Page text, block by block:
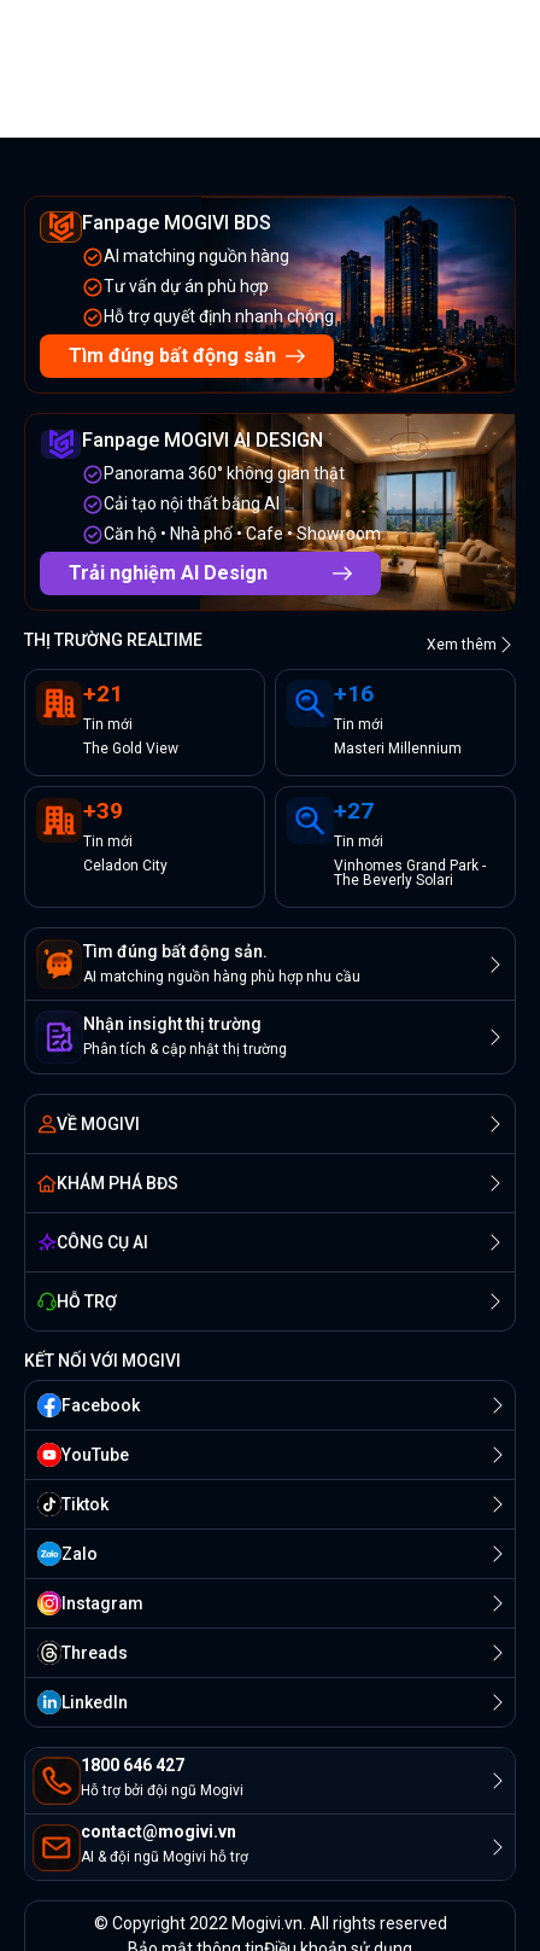
Fanpage MOGIVI BDS
AI matching nguồn hàng
Tư vấn dự án phù hợp
Hỗ trợ quyết định nhanh chóng
Tìm đúng bất động sản
Fanpage MOGIVI AI DESIGN
Panorama 360° không gian thật
Cải tạo nội thất bằng AI
Căn hộ • Nhà phố • Cafe • Showroom
Trải nghiệm AI Design
THỊ TRƯỜNG REALTIME Xem thêm
+21
Tin mới
The Gold View
+16
Tin mới
Masteri Millennium
+39
Tin mới
Celadon City
+27
Tin mới
Vinhomes Grand Park -
The Beverly Solari
Tìm đúng bất động sản.
AI matching nguồn hàng phù hợp nhu cầu
Nhận insight thị trường
Phân tích & cập nhật thị trường
VỀ MOGIVI
KHÁM PHÁ BĐS
CÔNG CỤ AI
HỖ TRỢ
1800 646 427
Hỗ trợ bởi đội ngũ Mogivi
contact@mogivi.vn
AI & đội ngũ Mogivi hỗ trợ
KẾT NỐI VỚI MOGIVI
Facebook
YouTube
Tiktok
Zalo
Instagram
Threads
Linkedln
© Copyright 2022 Mogivi.vn. All rights reserved